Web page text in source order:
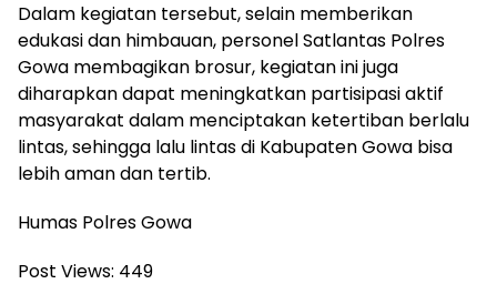
Dalam kegiatan tersebut, selain memberikan
edukasi dan himbauan, personel Satlantas Polres
Gowa membagikan brosur, kegiatan ini juga
diharapkan dapat meningkatkan partisipasi aktif
masyarakat dalam menciptakan ketertiban berlalu
lintas, sehingga lalu lintas di Kabupaten Gowa bisa
lebih aman dan tertib.
Humas Polres Gowa
Post Views: 449